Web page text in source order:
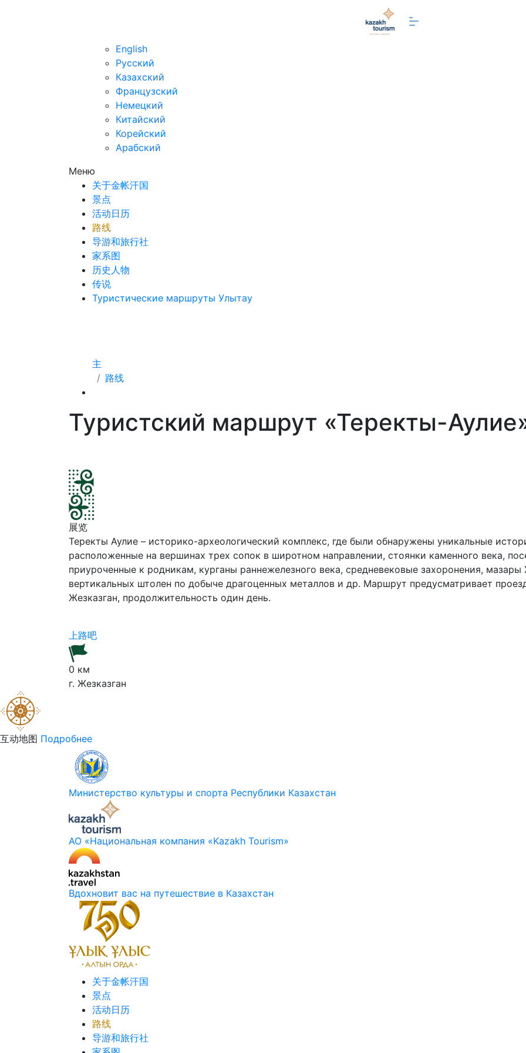
English
Русский
Казахский
Французский
Немецкий
Китайский
Корейский
Арабский
Меню
关于金帐汗国
景点
活动日历
路线
导游和旅行社
家系图
历史人物
传说
Туристические маршруты Улытау
主
路线
Туристский маршрут «Теректы-
展览
Теректы Аулие – историко-археологический комплекс, где были обнаружены уникальные
расположенные на вершинах трех сопок в широтном направлении, стоянки каменного века,
приуроченные к родникам, курганы раннежелезного века, средневековые захоронения, мазары
вертикальных штолен по добыче драгоценных металлов и др. Маршрут предусматривает
Жезказган, продолжительность один день.
上路吧
0 км
г. Жезказган
互动地图 Подробнее
Министерство культуры и спорта Республики Казахстан
АО «Национальная компания «Kazakh Tourism»
Вдохновит вас на путешествие в Казахстан
关于金帐汗国
景点
活动日历
路线
导游和旅行社